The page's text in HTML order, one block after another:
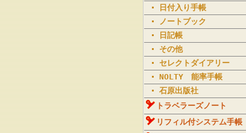
日付入り手帳
ノートブック
日記帳
その他
セレクトダイアリー
NOLTY 能率手帳
石原出版社
トラベラーズノート
リフィル付システム手帳